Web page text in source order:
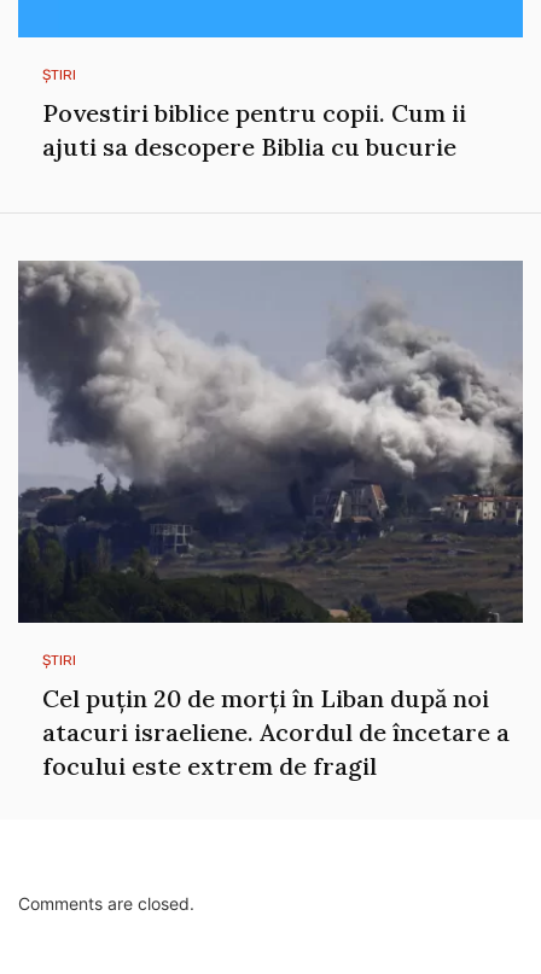
ȘTIRI
Povestiri biblice pentru copii. Cum ii
ajuti sa descopere Biblia cu bucurie
ȘTIRI
Cel puțin 20 de morți în Liban după noi
atacuri israeliene. Acordul de încetare a
focului este extrem de fragil
Comments are closed.